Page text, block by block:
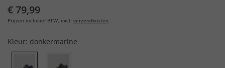
€ 79,99
Prijzen inclusief BTW, excl. verzendkosten
Kleur: donkermarine